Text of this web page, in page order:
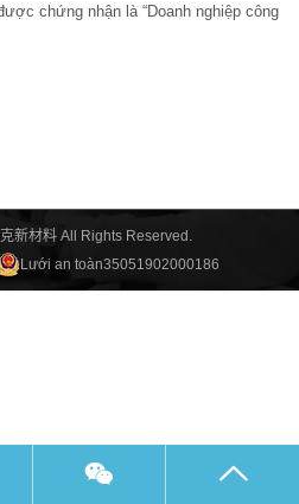
chứng nhận là “Doanh nghiệp công
新材料 All Rights Reserved.
Lưới an toàn35051902000186